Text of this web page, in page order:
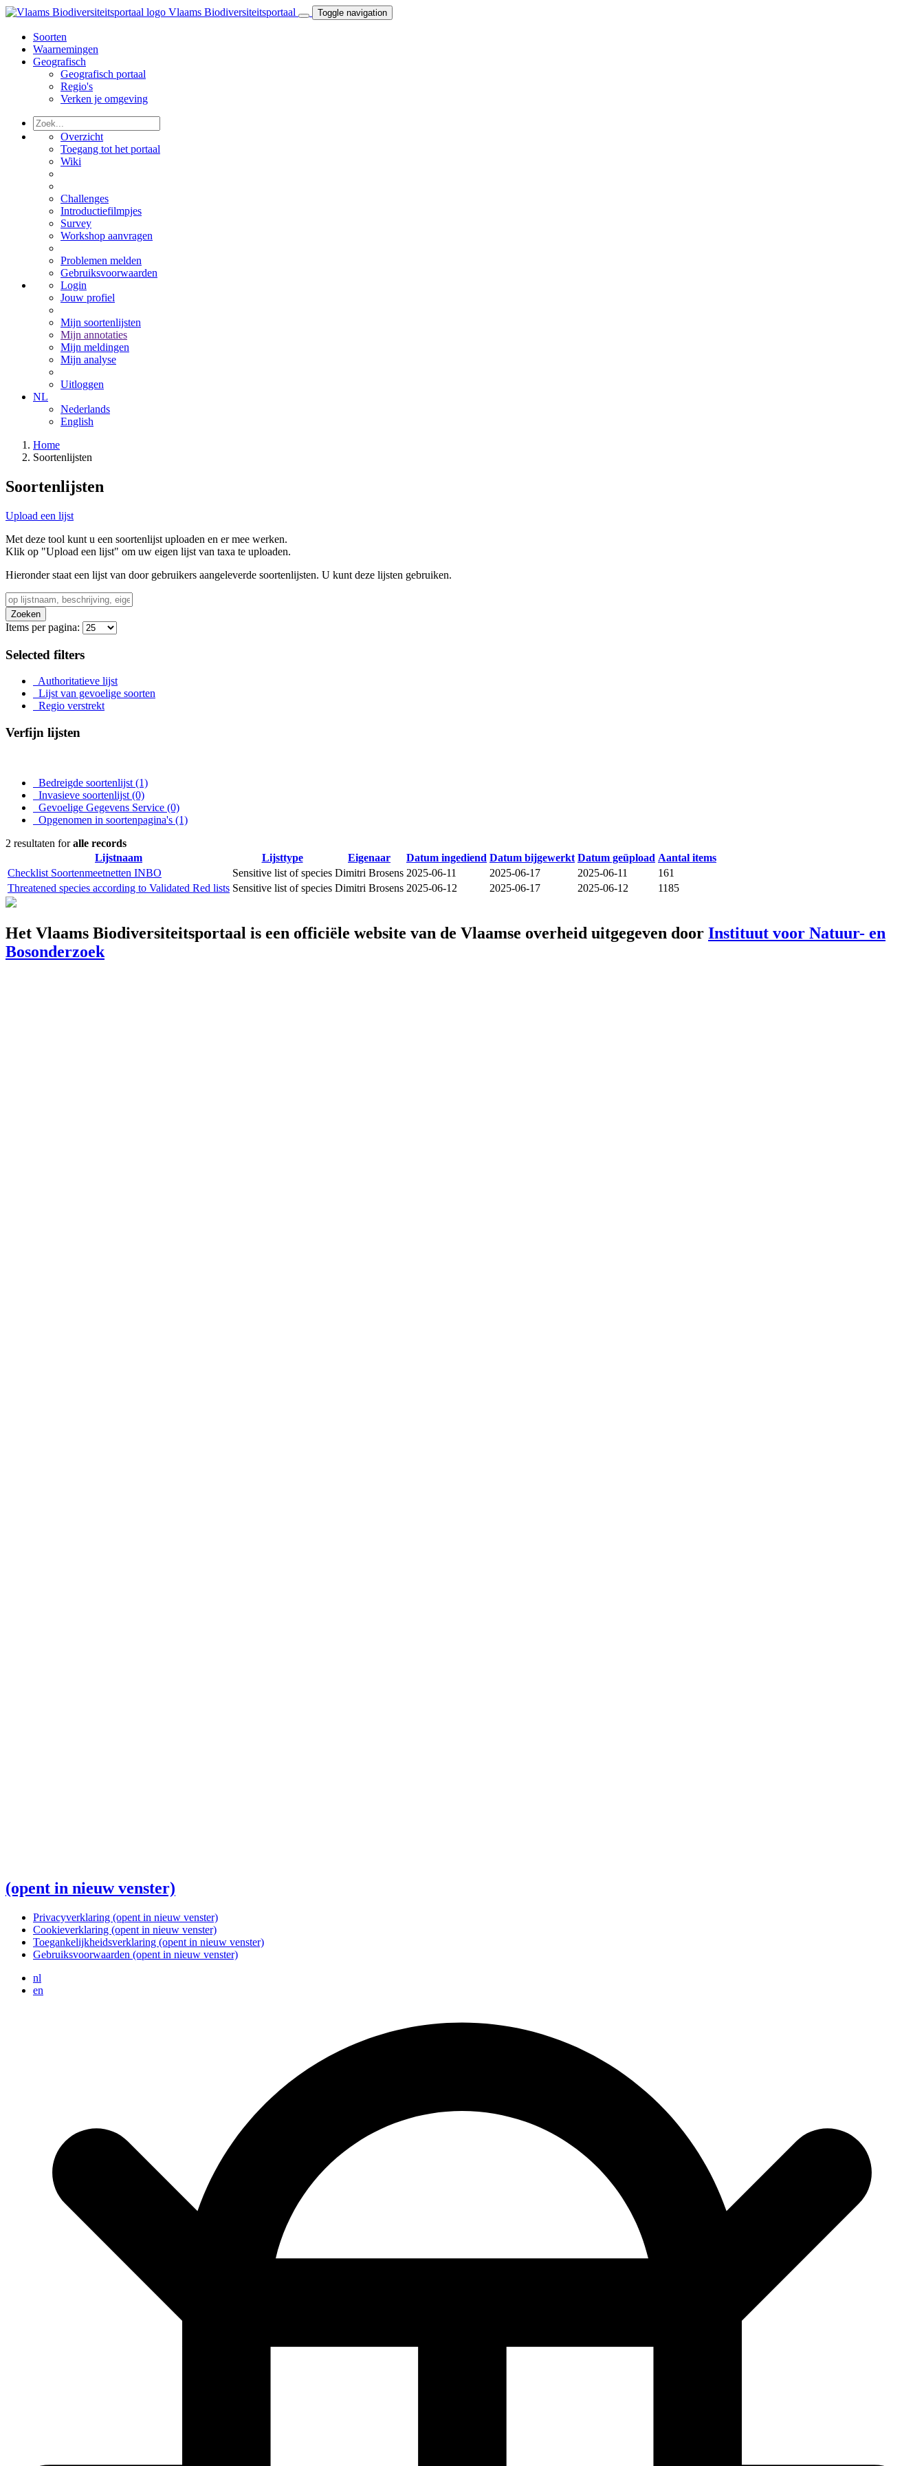
Vlaams Biodiversiteitsportaal Toggle navigation
Soorten
Waarnemingen
Geografisch
Geografisch portaal
Regio's
Verken je omgeving
Overzicht
Toegang tot het portaal
Wiki
Challenges
Introductiefilmpjes
Survey
Workshop aanvragen
Problemen melden
Gebruiksvoorwaarden
Login
Jouw profiel
Mijn soortenlijsten
Mijn annotaties
Mijn meldingen
Mijn analyse
Uitloggen
NL
Nederlands
English
Home
Soortenlijsten
Soortenlijsten
Upload een lijst
Met deze tool kunt u een soortenlijst uploaden en er mee werken.
Klik op "Upload een lijst" om uw eigen lijst van taxa te uploaden.
Hieronder staat een lijst van door gebruikers aangeleverde soortenlijsten. U kunt deze lijsten gebruiken.
Zoeken
Items per pagina:
Selected filters
Authoritatieve lijst
Lijst van gevoelige soorten
Regio verstrekt
Verfijn lijsten
Bedreigde soortenlijst (1)
Invasieve soortenlijst (0)
Gevoelige Gegevens Service (0)
Opgenomen in soortenpagina's (1)
2 resultaten foralle records
Lijstnaam
Lijsttype Eigenaar Datum ingediend Datum bijgewerkt Datum geüpload Aantal items
Checklist Soortenmeetnetten INBO
Sensitive list of species Dimitri Brosens 2025-06-11 2025-06-17 2025-06-11
161
Threatened species according to Validated Red lists Sensitive list of species Dimitri Brosens 2025-06-12 2025-06-17 2025-06-12 1185
Het Vlaams Biodiversiteitsportaal is een officiële website van de Vlaamse overheid uitgegeven door Instituut voor Natuur- en
Bosonderzoek
(opent in nieuw venster)
Privacyverklaring (opent in nieuw venster)
Cookieverklaring (opent in nieuw venster)
Toegankelijkheidsverklaring (opent in nieuw venster)
Gebruiksvoorwaarden (opent in nieuw venster)
nl
en